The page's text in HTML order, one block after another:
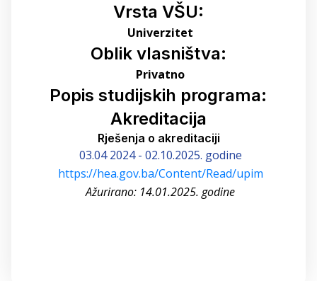
Vrsta VŠU:
Univerzitet
Oblik vlasništva:
Privatno
Popis studijskih programa:
Akreditacija
Rješenja o akreditaciji
03.04 2024 - 02.10.2025. godine
https://hea.gov.ba/Content/Read/upim
Ažurirano: 14.01.2025. godine